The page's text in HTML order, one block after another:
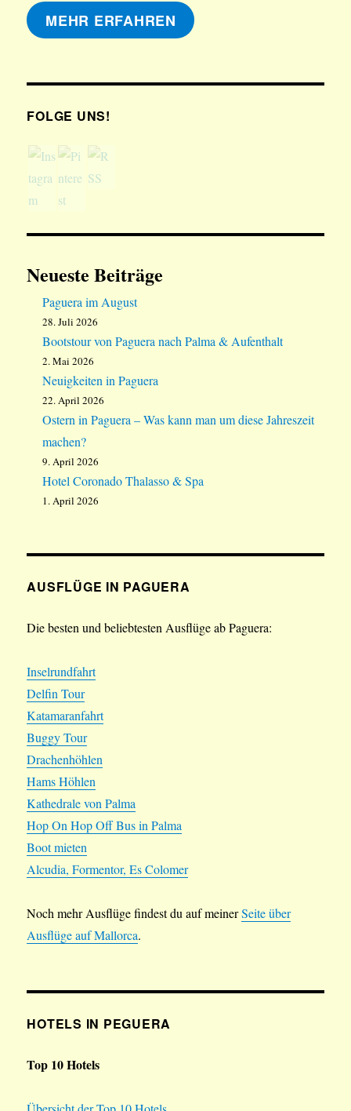
MEHR ERFAHREN
FOLGE UNS!
Neueste Beiträge
Paguera im August
28. Juli 2026
Bootstour von Paguera nach Palma & Aufenthalt
2. Mai 2026
Neuigkeiten in Paguera
22. April 2026
Ostern in Paguera – Was kann man um diese Jahreszeit
machen?
9. April 2026
Hotel Coronado Thalasso & Spa
1. April 2026
AUSFLÜGE IN PAGUERA
Die besten und beliebtesten Ausflüge ab Paguera:
Inselrundfahrt
Delfin Tour
Katamaranfahrt
Buggy Tour
Drachenhöhlen
Hams Höhlen
Kathedrale von Palma
Hop On Hop Off Bus in Palma
Boot mieten
Alcudia, Formentor, Es Colomer
Noch mehr Ausflüge findest du auf meinerSeite über
Ausflüge auf Mallorca.
HOTELS IN PEGUERA
Top 10 Hotels